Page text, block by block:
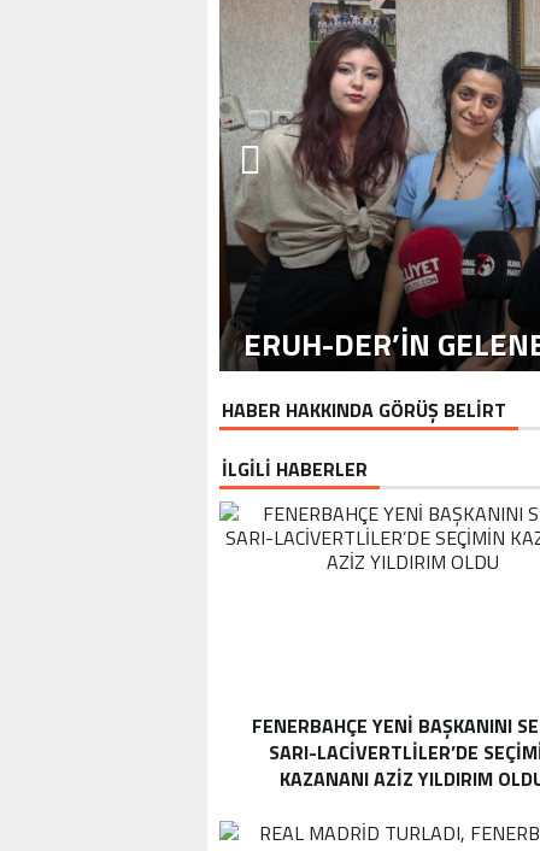
ERUH-DER’IN
HABER HAKKINDA GÖRÜŞ BELİRT
İLGİLİ HABERLER
FENERBAHÇE YENI BAŞKANINI
SARI-LACIVERTLILER’DE
KAZANANI AZIZ YILDIRIM